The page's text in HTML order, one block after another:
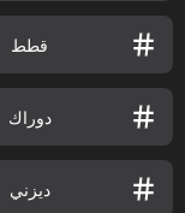
قطط
دوراك
ديزني